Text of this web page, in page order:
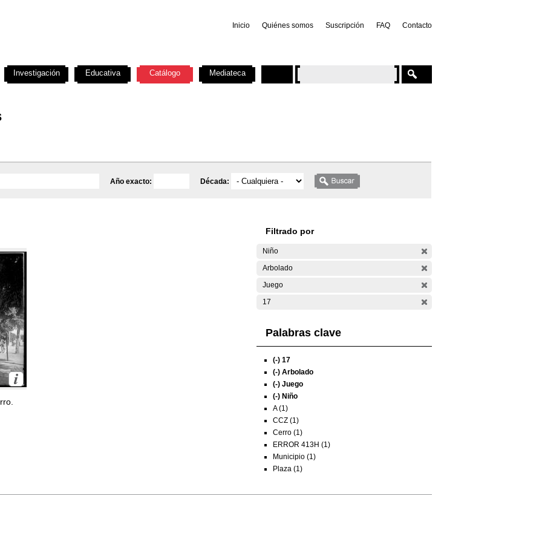
Inicio Quiénes somos Suscripción FAQ Contacto
Año exacto: Década:
Filtrado por
Niño
Arbolado
Juego
17
Palabras clave
(-) 17
(-) Arbolado
(-) Juego
(-) Niño
A (1)
CCZ (1)
Cerro (1)
ERROR 413H (1)
Municipio (1)
Plaza (1)
Investigación Educativa Catálogo Mediateca